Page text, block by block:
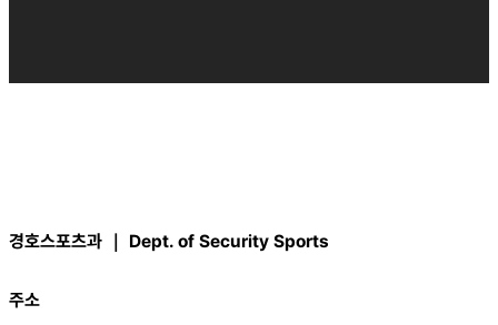
경호스포츠과 ｜ Dept. of Security Sports
주소